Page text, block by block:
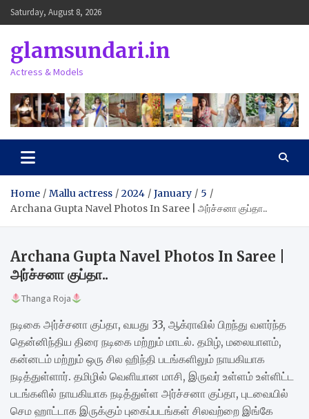
Skip
to
Saturday, August 8, 2026
glamsundari.in
Actress & Models
Home Mallu actress 2024 January
5
Archana Gupta Navel Photos In Saree | அர்ச்சனா குப்தா..
Archana Gupta Navel Photos In Saree |
அர்ச்சனா குப்தா..
Thanga Roja
நடிகை அர்ச்சனா குப்தா, வயது 33, ஆக்ராவில் பிறந்து வளர்ந்த
தென்னிந்திய திரை நடிகை மற்றும் மாடல். தமிழ், மலையாளம்,
கன்னடம் மற்றும் ஒரு சில ஹிந்தி படங்களிலும் நாயகியாக
நடித்துள்ளார். தமிழில் வெளியான மாசி, இருவர் உள்ளம் உள்ளிட்ட
படங்களில் நாயகியாக நடித்துள்ள அர்ச்சனா குப்தா, புடவையில்
செம ஹாட்டாக இருக்கும் புகைப்படங்கள் சிலவற்றை இங்கே